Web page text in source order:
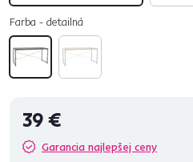
Farba - detailná
39 €
Garancia najlepšej ceny